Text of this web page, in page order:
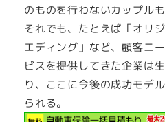
のものを行わないカップルも
それでも、たとえば「オリ
エディング」など、顧客ニ
ビスを提供してきた企業は
り、ここに今後の成功モデ
られる。